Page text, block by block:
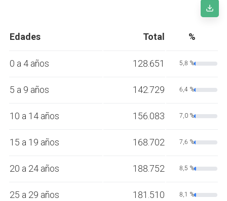
Edades Total %
0 a 4 años 128.651 5,8 %
5 a 9 años 142.729 6,4 %
10 a 14 años 156.083 7,0 %
15 a 19 años 168.702 7,6 %
20 a 24 años 188.752 8,5 %
25 a 29 años 181.510 8,1 %